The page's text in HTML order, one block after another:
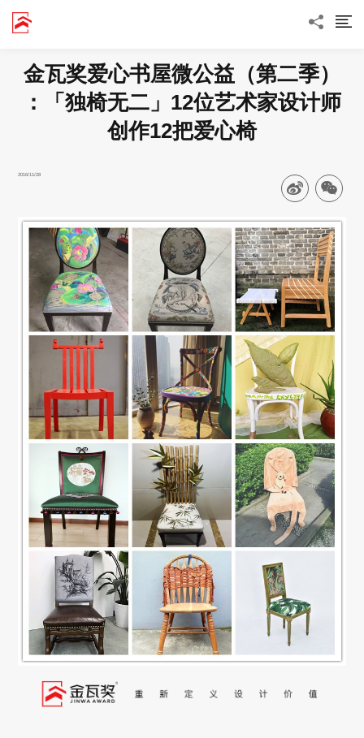
金瓦奖爱心书屋微公益（第二季）
：「独椅无二」12位艺术家设计师
创作12把爱心椅
2016/11/28